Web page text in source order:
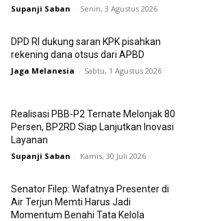
Supanji Saban - Senin, 3 Agustus 2026
DPD RI dukung saran KPK pisahkan
rekening dana otsus dari APBD
Jaga Melanesia - Sabtu, 1 Agustus 2026
Realisasi PBB-P2 Ternate Melonjak 80
Persen, BP2RD Siap Lanjutkan Inovasi
Layanan
Supanji Saban - Kamis, 30 Juli 2026
Senator Filep: Wafatnya Presenter di
Air Terjun Memti Harus Jadi
Momentum Benahi Tata Kelola